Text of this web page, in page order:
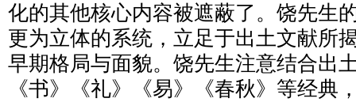
化的其他核心内容被遮蔽了。饶先生
更为立体的系统，立足于出土文献所
早期格局与面貌。饶先生注意结合出
《书》《礼》《易》《春秋》等经典